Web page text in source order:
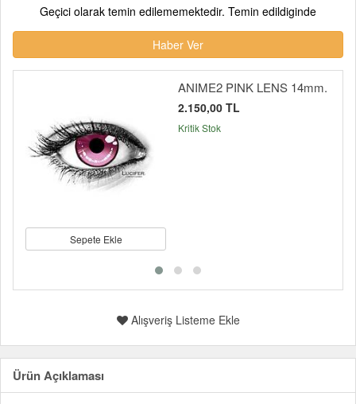
Geçici olarak temin edilememektedir. Temin edildiginde
Haber Ver
Sepete Ekle
ANIME2 PINK LENS 14mm.
2.150,00 TL
Kritik Stok
Alışveriş Listeme Ekle
Ürün Açıklaması